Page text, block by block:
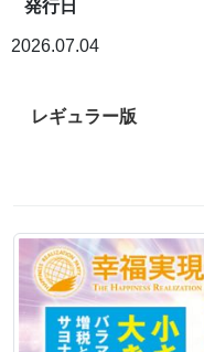
発行日
2026.07.04
レギュラー版